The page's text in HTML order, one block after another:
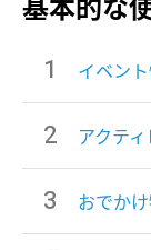
イベン
アクテ
おでか